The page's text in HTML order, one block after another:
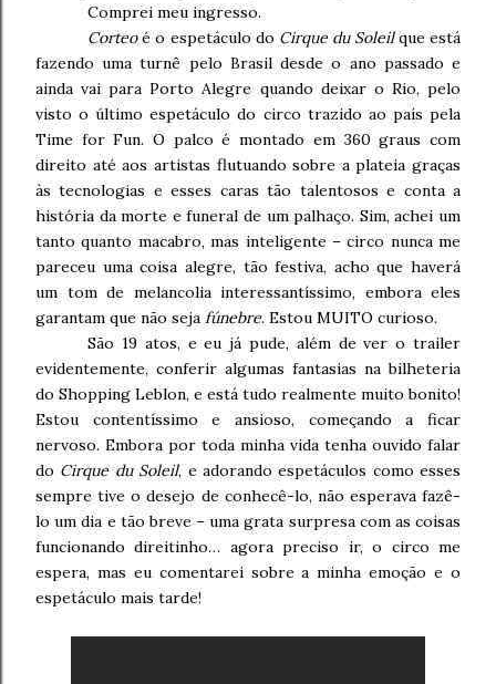
Comprei meu ingresso.
Corteoé o espetáculo do Cirque du Soleilque está
fazendo uma turnê pelo Brasil desde o ano passado e
ainda vai para Porto Alegre quando deixar o Rio, pelo
visto o último espetáculo do circo trazido ao país pela
Time for Fun. O palco é montado em 360 graus com
direito até aos artistas flutuando sobre a plateia graças
às tecnologias e esses caras tão talentosos e conta a
história da morte e funeral de um palhaço. Sim, achei um
tanto quanto macabro, mas inteligente – circo nunca me
pareceu uma coisa alegre, tão festiva, acho que haverá
um tom de melancolia interessantíssimo, embora eles
garantam que não seja fúnebre. Estou MUITO curioso.
São 19 atos, e eu já pude, além de ver o trailer
evidentemente, conferir algumas fantasias na bilheteria
do Shopping Leblon, e está tudo realmente muito bonito!
Estou contentíssimo e ansioso, começando a ficar
nervoso. Embora por toda minha vida tenha ouvido falar
do Cirque du Soleil, e adorando espetáculos como esses
sempre tive o desejo de conhecê-lo, não esperava fazê-
lo um dia e tão breve – uma grata surpresa com as coisas
funcionando direitinho… agora preciso ir, o circo me
espera, mas eu comentarei sobre a minha emoção e o
espetáculo mais tarde!